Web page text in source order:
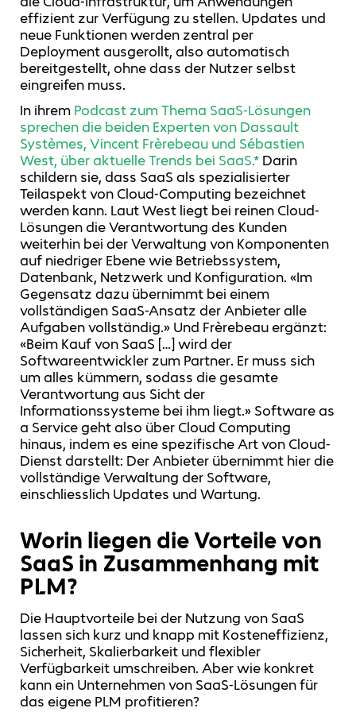
effizient zur Verfügung zu stellen. Updates und
neue Funktionen werden zentral per
Deployment ausgerollt, also automatisch
bereitgestellt, ohne dass der Nutzer selbst
eingreifen muss.
In ihrem Podcast zum Thema SaaS-Lösungen
sprechen die beiden Experten von Dassault
Systèmes, Vincent Frèrebeau und Sébastien
West, über aktuelle Trends bei SaaS.* Darin
schildern sie, dass SaaS als spezialisierter
Teilaspekt von Cloud-Computing bezeichnet
werden kann. Laut West liegt bei reinen Cloud-
Lösungen die Verantwortung des Kunden
weiterhin bei der Verwaltung von Komponenten
auf niedriger Ebene wie Betriebssystem,
Datenbank, Netzwerk und Konfiguration. «Im
Gegensatz dazu übernimmt bei einem
vollständigen SaaS-Ansatz der Anbieter alle
Aufgaben vollständig.» Und Frèrebeau ergänzt:
«Beim Kauf von SaaS […] wird der
Softwareentwickler zum Partner. Er muss sich
um alles kümmern, sodass die gesamte
Verantwortung aus Sicht der
Informationssysteme bei ihm liegt.» Software as
a Service geht also über Cloud Computing
hinaus, indem es eine spezifische Art von Cloud-
Dienst darstellt: Der Anbieter übernimmt hier die
vollständige Verwaltung der Software,
einschliesslich Updates und Wartung.
Worin liegen die Vorteile von
SaaS in Zusammenhang mit
PLM?
Die Hauptvorteile bei der Nutzung von SaaS
lassen sich kurz und knapp mit Kosteneffizienz,
Sicherheit, Skalierbarkeit und flexibler
Verfügbarkeit umschreiben. Aber wie konkret
kann ein Unternehmen von SaaS-Lösungen für
das eigene PLM profitieren?